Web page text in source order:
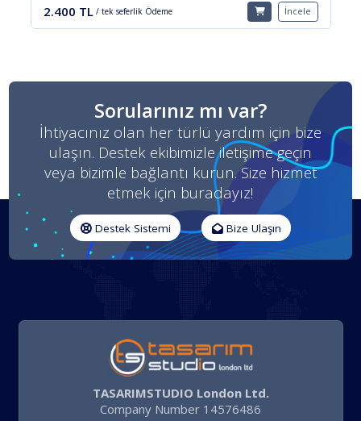
/ tek seferlik Ödeme
12.400 TL
Sorularınız mı var?
İhtiyacınız olan her türlü yardım için bize
ulaşın. Destek ekibimizle iletişime geçin
veya bizimle bağlantı kurun. Size hizmet
etmek için buradayız!
Destek Sistemi Bize Ulaşın
TASARIMSTUDIO London Ltd.
Company Number 14576486